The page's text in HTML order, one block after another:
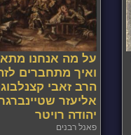
על מה אנחנו
ואיך מתחברים
הרב זאבי
אליעזר
יהודה רויטר
פאנל רבנים